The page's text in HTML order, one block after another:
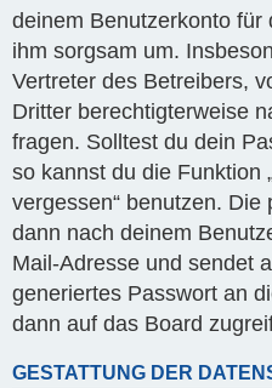
deinem Benutzerkonto für
ihm sorgsam um.
Vertreter des Betreibers,
Dritter berechtigterweise
fragen. Solltest du dein
so kannst du die Funktion
vergessen“ benutzen.
dann nach deinem
Mail-Adresse und sendet
generiertes Passwort an
dann auf das Board
GESTATTUNG DER